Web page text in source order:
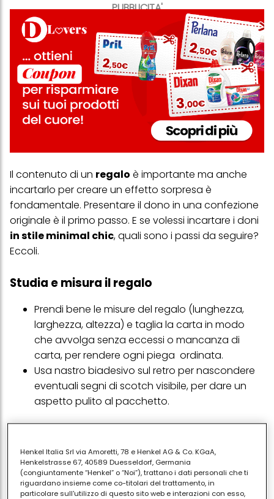
PUBBLICITA'
Il contenuto di un regalo è importante ma anche
incartarlo per creare un effetto sorpresa è
fondamentale. Presentare il dono in una confezione
originale è il primo passo. E se volessi incartare i doni
in stile minimal chic, quali sono i passi da seguire?
Eccoli.
Studia e misura il regalo
Prendi bene le misure del regalo (lunghezza,
larghezza, altezza) e taglia la carta in modo
che avvolga senza eccessi o mancanza di
carta, per rendere ogni piega ordinata.
Usa nastro biadesivo sul retro per nascondere
eventuali segni di scotch visibile, per dare un
aspetto pulito al pacchetto.
In caso di scatole, avvolgi la carta intorno,
porta i lembi lunghi sopra e fissali, poi piega le
Henkel Italia Srl via Amoretti, 78 e Henkel AG & Co. KGaA,
Henkelstrasse 67, 40589 Duesseldorf, Germania
(congiuntamente “Henkel” o “Noi”), trattano i dati personali che ti
riguardano insieme come co-titolari del trattamento, in
particolare sull'utilizzo di questo sito web e interazioni con esso,